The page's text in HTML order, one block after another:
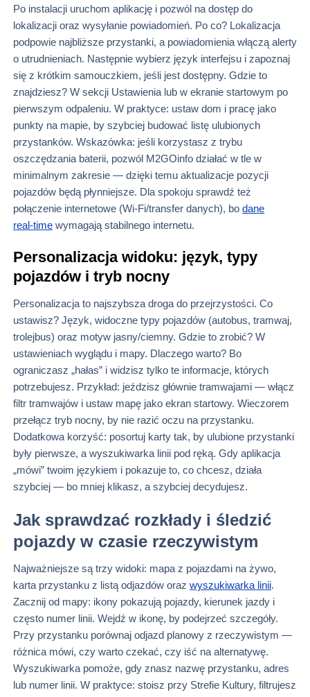
Po instalacji uruchom aplikację i pozwól na dostęp do
lokalizacji oraz wysyłanie powiadomień. Po co? Lokalizacja
podpowie najbliższe przystanki, a powiadomienia włączą alerty
o utrudnieniach. Następnie wybierz język interfejsu i zapoznaj
się z krótkim samouczkiem, jeśli jest dostępny. Gdzie to
znajdziesz? W sekcji Ustawienia lub w ekranie startowym po
pierwszym odpaleniu. W praktyce: ustaw dom i pracę jako
punkty na mapie, by szybciej budować listę ulubionych
przystanków. Wskazówka: jeśli korzystasz z trybu
oszczędzania baterii, pozwól M2GOinfo działać w tle w
minimalnym zakresie — dzięki temu aktualizacje pozycji
pojazdów będą płynniejsze. Dla spokoju sprawdź też
połączenie internetowe (Wi‑Fi/transfer danych), bo dane
real‑time wymagają stabilnego internetu.
Personalizacja widoku: język, typy
pojazdów i tryb nocny
Personalizacja to najszybsza droga do przejrzystości. Co
ustawisz? Język, widoczne typy pojazdów (autobus, tramwaj,
trolejbus) oraz motyw jasny/ciemny. Gdzie to zrobić? W
ustawieniach wyglądu i mapy. Dlaczego warto? Bo
ograniczasz „hałas” i widzisz tylko te informacje, których
potrzebujesz. Przykład: jeździsz głównie tramwajami — włącz
filtr tramwajów i ustaw mapę jako ekran startowy. Wieczorem
przełącz tryb nocny, by nie razić oczu na przystanku.
Dodatkowa korzyść: posortuj karty tak, by ulubione przystanki
były pierwsze, a wyszukiwarka linii pod ręką. Gdy aplikacja
„mówi” twoim językiem i pokazuje to, co chcesz, działa
szybciej — bo mniej klikasz, a szybciej decydujesz.
Jak sprawdzać rozkłady i śledzić
pojazdy w czasie rzeczywistym
Najważniejsze są trzy widoki: mapa z pojazdami na żywo,
karta przystanku z listą odjazdów oraz wyszukiwarka linii.
Zacznij od mapy: ikony pokazują pojazdy, kierunek jazdy i
często numer linii. Wejdź w ikonę, by podejrzeć szczegóły.
Przy przystanku porównaj odjazd planowy z rzeczywistym —
różnica mówi, czy warto czekać, czy iść na alternatywę.
Wyszukiwarka pomoże, gdy znasz nazwę przystanku, adres
lub numer linii. W praktyce: stoisz przy Strefie Kultury, filtrujesz